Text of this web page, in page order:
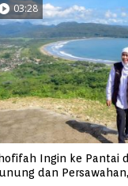
03:28
Ingin ke Pantai
dan